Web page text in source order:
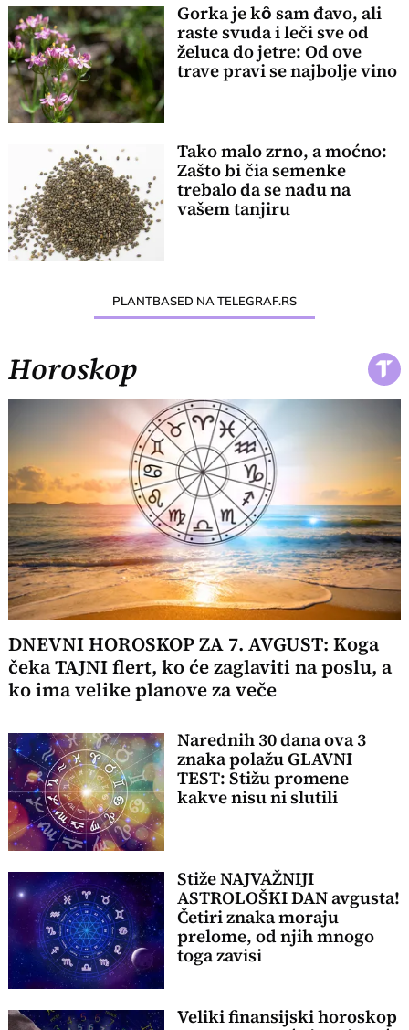
Gorka je kȏ sam đavo, ali
raste svuda i leči sve od
želuca do jetre: Od ove
trave pravi se najbolje vino
Tako malo zrno, a moćno:
Zašto bi čia semenke
trebalo da se nađu na
vašem tanjiru
PLANTBASED NA TELEGRAF.RS
Horoskop
DNEVNI HOROSKOP ZA 7. AVGUST: Koga
čeka TAJNI flert, ko će zaglaviti na poslu, a
ko ima velike planove za veče
Narednih 30 dana ova 3
znaka polažu GLAVNI
TEST: Stižu promene
kakve nisu ni slutili
Stiže NAJVAŽNIJI
ASTROLOŠKI DAN avgusta!
Četiri znaka moraju
prelome, od njih mnogo
toga zavisi
Veliki finansijski horoskop